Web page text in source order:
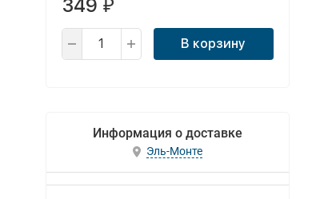
349 ₽
В корзину
Информация о доставке
Эль-Монте